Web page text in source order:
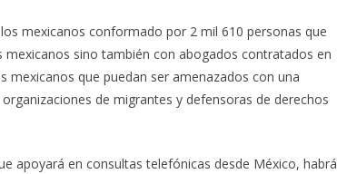
mexicanos conformado por 2 mil 610 personas que
sino también con abogados contratados en
mexicanos que puedan ser amenazados con una
de migrantes y defensoras de derechos
apoyará en consultas telefónicas desde México, habrá